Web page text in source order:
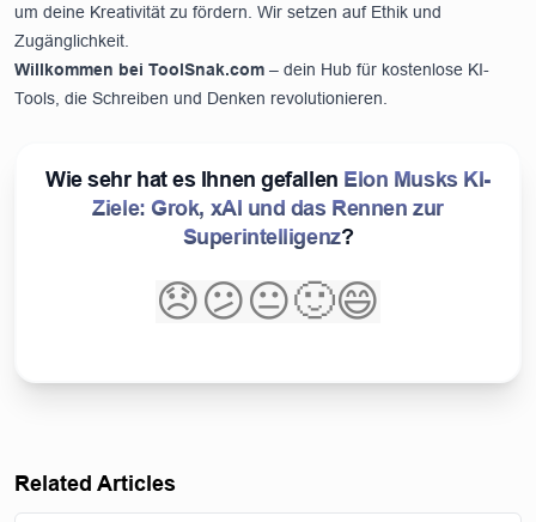
um deine Kreativität zu fördern. Wir setzen auf Ethik und
Zugänglichkeit.
Willkommen bei ToolSnak.com – dein Hub für kostenlose KI-
Tools, die Schreiben und Denken revolutionieren.
Wie sehr hat es Ihnen gefallen Elon Musks KI-
Ziele: Grok, xAI und das Rennen zur
Superintelligenz?
😞😕😐🙂😄
Related Articles